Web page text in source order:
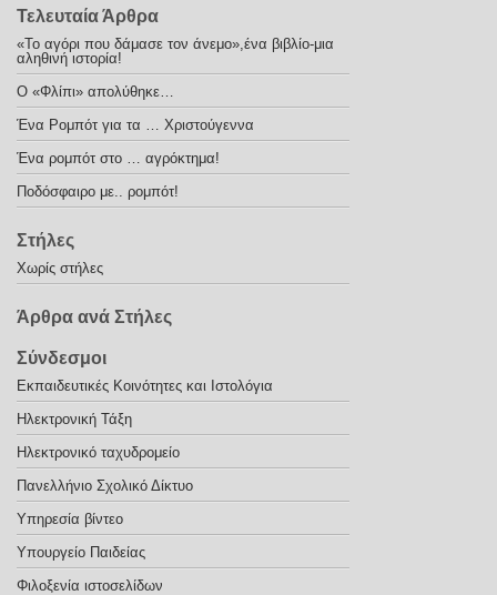
Τελευταία Άρθρα
«Το αγόρι που δάμασε τον άνεμο»,ένα βιβλίο-μια
αληθινή ιστορία!
Ο «Φλίπι» απολύθηκε…
Ένα Ρομπότ για τα … Χριστούγεννα
Ένα ρομπότ στο … αγρόκτημα!
Ποδόσφαιρο με.. ρομπότ!
Στήλες
Χωρίς στήλες
Άρθρα ανά Στήλες
Σύνδεσμοι
Εκπαιδευτικές Κοινότητες και Ιστολόγια
Ηλεκτρονική Τάξη
Ηλεκτρονικό ταχυδρομείο
Πανελλήνιο Σχολικό Δίκτυο
Υπηρεσία βίντεο
Υπουργείο Παιδείας
Φιλοξενία ιστοσελίδων